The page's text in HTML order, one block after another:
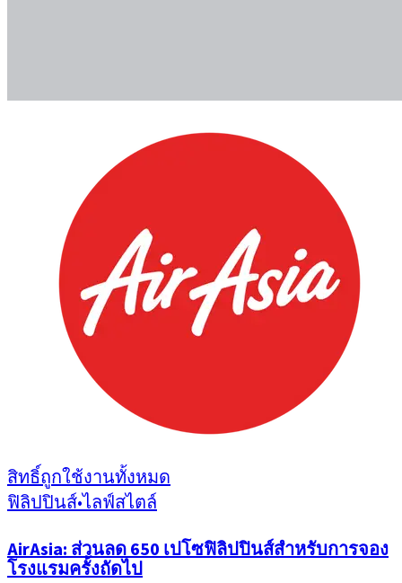
สิทธิ์ถูกใช้งานทั้งหมด
ฟิลิปปินส์•ไลฟ์สไตล์
AirAsia: ส่วนลด 650 เปโซฟิลิปปินส์สำหรับการจอง
โรงแรมครั้งถัดไป